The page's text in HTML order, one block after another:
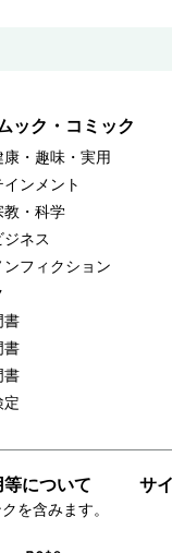
ック・コミック
・趣味・実用
ンメント
教・科学
ネス
ンフィクション
書
書
書
定
について サ
を含みます。